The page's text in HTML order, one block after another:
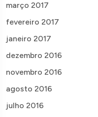
março 2017
fevereiro 2017
janeiro 2017
dezembro 2016
novembro 2016
agosto 2016
julho 2016